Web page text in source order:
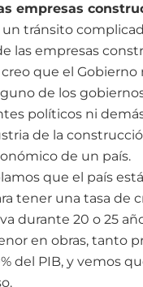
empresas
un tránsito
las empresas
que el Gobierno
de los
políticos ni
de la
de un país.
que el país
tener una tasa de
durante 20 o 25
en obras, tanto
del PIB, y vemos